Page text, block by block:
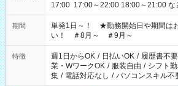
17:00 17:00～22:00 18:00～21:00 など こちら以外の時間
お気軽にご相談ください！
期間
単発1日～！ ★勤務開始日や期間は
い！ ＃8月～ ＃9月～
特徴 週1日からOK / 日払いOK / 履歴書不要
業・WワークOK / 服装自由 / シフト
集 / 電話対応なし / パソコンスキル不